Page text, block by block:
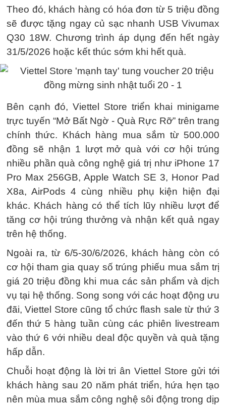
Theo đó, khách hàng có hóa đơn từ 5 triệu đồng
sẽ được tặng ngay củ sạc nhanh USB Vivumax
Q30 18W. Chương trình áp dụng đến hết ngày
31/5/2026 hoặc kết thúc sớm khi hết quà.
Bên cạnh đó, Viettel Store triển khai minigame
trực tuyến “Mở Bất Ngờ - Quà Rực Rỡ” trên trang
chính thức. Khách hàng mua sắm từ 500.000
đồng sẽ nhận 1 lượt mở quà với cơ hội trúng
nhiều phần quà công nghệ giá trị như iPhone 17
Pro Max 256GB, Apple Watch SE 3, Honor Pad
X8a, AirPods 4 cùng nhiều phụ kiện hiện đại
khác. Khách hàng có thể tích lũy nhiều lượt để
tăng cơ hội trúng thưởng và nhận kết quả ngay
trên hệ thống.
Ngoài ra, từ 6/5-30/6/2026, khách hàng còn có
cơ hội tham gia quay số trúng phiếu mua sắm trị
giá 20 triệu đồng khi mua các sản phẩm và dịch
vụ tại hệ thống. Song song với các hoạt động ưu
đãi, Viettel Store cũng tổ chức flash sale từ thứ 3
đến thứ 5 hàng tuần cùng các phiên livestream
vào thứ 6 với nhiều deal độc quyền và quà tặng
hấp dẫn.
Chuỗi hoạt động là lời tri ân Viettel Store gửi tới
khách hàng sau 20 năm phát triển, hứa hẹn tạo
nên mùa mua sắm công nghệ sôi động trong dịp